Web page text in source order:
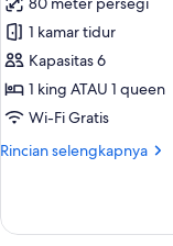
untuk
Suite,
2
kamar
tidur,
samudra
1 kamar tidur
Kapasitas 6
1 king ATAU 1 queen
Wi-Fi Gratis
Rincian selengkapnya
Rincian
Suite,